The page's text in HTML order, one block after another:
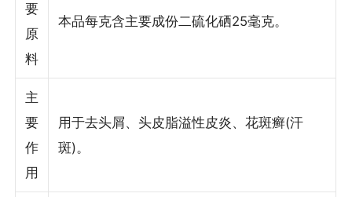
要
原
料
本品每克含主要成份二硫化硒25毫克。
主
要
作
用
用于去头屑、头皮脂溢性皮炎、花斑癣(汗
斑)。